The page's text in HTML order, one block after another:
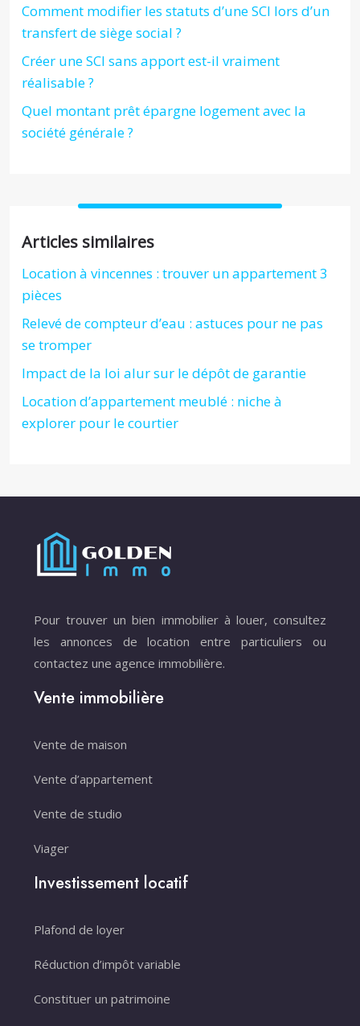
Comment modifier les statuts d’une SCI lors d’un
transfert de siège social ?
Créer une SCI sans apport est-il vraiment
réalisable ?
Quel montant prêt épargne logement avec la
société générale ?
Articles similaires
Location à vincennes : trouver un appartement 3
pièces
Relevé de compteur d’eau : astuces pour ne pas
se tromper
Impact de la loi alur sur le dépôt de garantie
Location d’appartement meublé : niche à
explorer pour le courtier
Pour trouver un bien immobilier à louer, consultez
les annonces de location entre particuliers ou
contactez une agence immobilière.
Vente immobilière
Vente de maison
Vente d’appartement
Vente de studio
Viager
Investissement locatif
Plafond de loyer
Réduction d’impôt variable
Constituer un patrimoine